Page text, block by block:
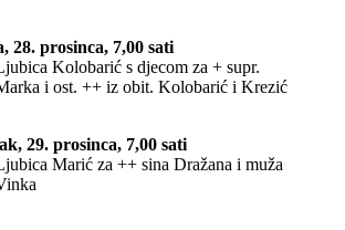
28. prosinca, 7,00 sati
Kolobarić s djecom za + supr.
i ost. ++ iz obit. Kolobarić i Krezić
29. prosinca, 7,00 sati
Marić za ++ sina Dražana i muža